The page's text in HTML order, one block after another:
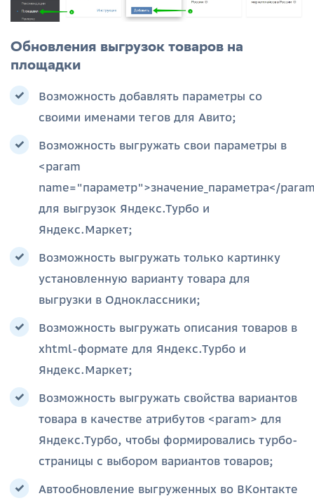
Обновления выгрузок товаров на
площадки
Возможность добавлять параметры со
своими именами тегов для Авито;
Возможность выгружать свои параметры в
<param
name="параметр">значение_параметра</
для выгрузок Яндекс.Турбо и
Яндекс.Маркет;
Возможность выгружать только картинку
установленную варианту товара для
выгрузки в Одноклассники;
Возможность выгружать описания товаров в
xhtml-формате для Яндекс.Турбо и
Яндекс.Маркет;
Возможность выгружать свойства вариантов
товара в качестве атрибутов <param> для
Яндекс.Турбо, чтобы формировались турбо-
страницы с выбором вариантов товаров;
Автообновление выгруженных во ВКонтакте